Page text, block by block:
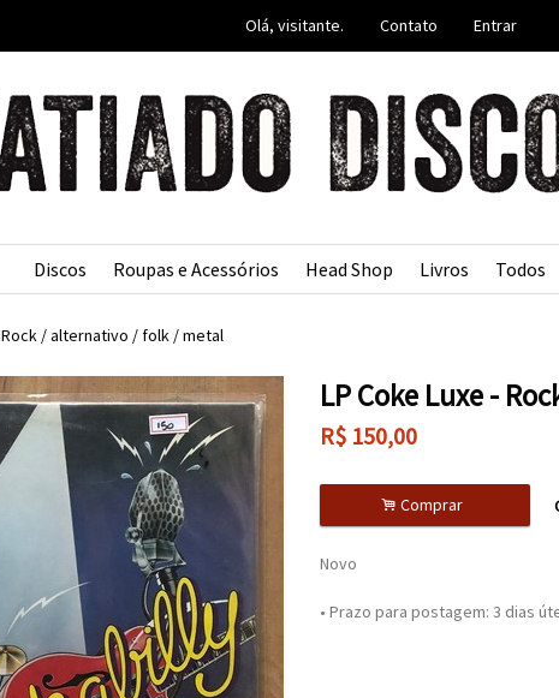
Olá, visitante. Contato Entrar
Discos Roupas e Acessórios Head Shop Livros Todos
Rock / alternativo / folk / metal
LP Coke Luxe -
R$ 150,00
. Comprar
Novo
• Prazo para postagem: 3 dias